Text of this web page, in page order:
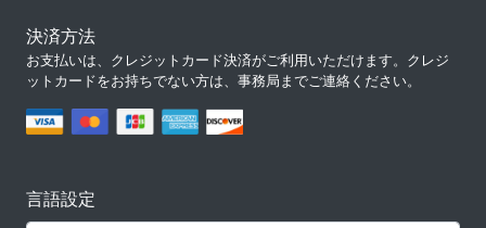
決済方法
お支払いは、クレジットカード決済がご利用いただけます。クレジ
ットカードをお持ちでない方は、事務局までご連絡ください。
言語設定